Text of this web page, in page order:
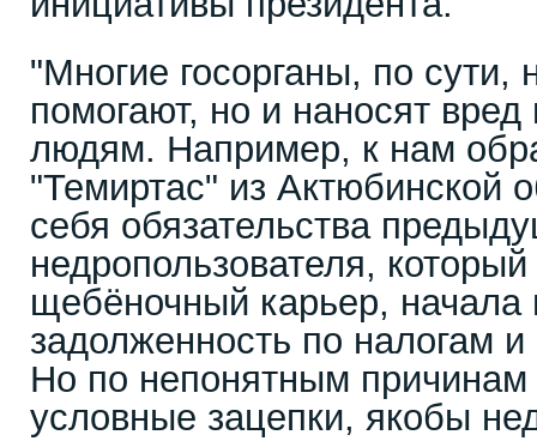
"Многие госорганы, по сути,
помогают, но и наносят вред
людям. Например, к нам
"Темиртас" из Актюбинской
себя обязательства
недропользователя,
щебёночный карьер, начала
задолженность по налогам
Но по непонятным
условные зацепки, якобы